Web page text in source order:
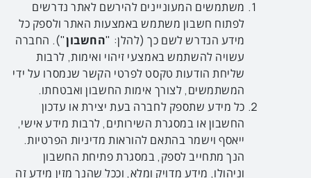
משתמשים המעוניינים להירשם לאתר נדרשים
לפתוח חשבון משתמש באמצעות האתר ולספק כל
מידע הנדרש לשם כך (להלן: "החשבון"). החברה
עשויה להשתמש באמצעי זיהוי ואימות, לרבות
שליחת הודעות טקסט לפרטי הקשר שנמסרו על ידי
המשתמשים, לצורך אימות החשבון ואבטחתו.
כל מידע שתספק לחברה בעת יצירת או עדכון
החשבון או במסגרת השירותים, לרבות מידע אישי,
ייאסף וישמר בהתאם להוראות מדיניות הפרטיות.
הנך מתחייב לספק, במסגרת פתיחת החשבון
וניהולו, מידע מדויק ומלא, וככל שהנך מזין מידע זה